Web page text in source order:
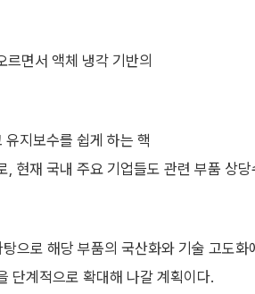
면서 액체 냉각 기반의
지보수를 쉽게 하는 핵
현재 국내 주요 기업들도 관련 부품 상
으로 해당 부품의 국산화와 기술 고도화
단계적으로 확대해 나갈 계획이다.